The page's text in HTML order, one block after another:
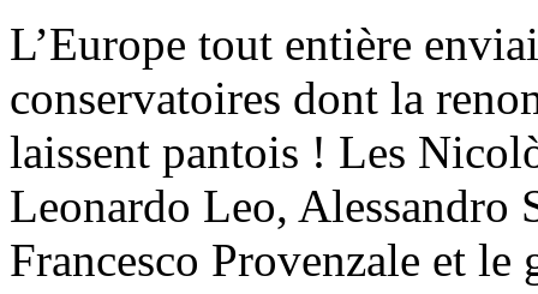
L’Europe tout entière
conservatoires dont la
laissent pantois ! Les
Leonardo Leo, Alessandro
Francesco Provenzale et